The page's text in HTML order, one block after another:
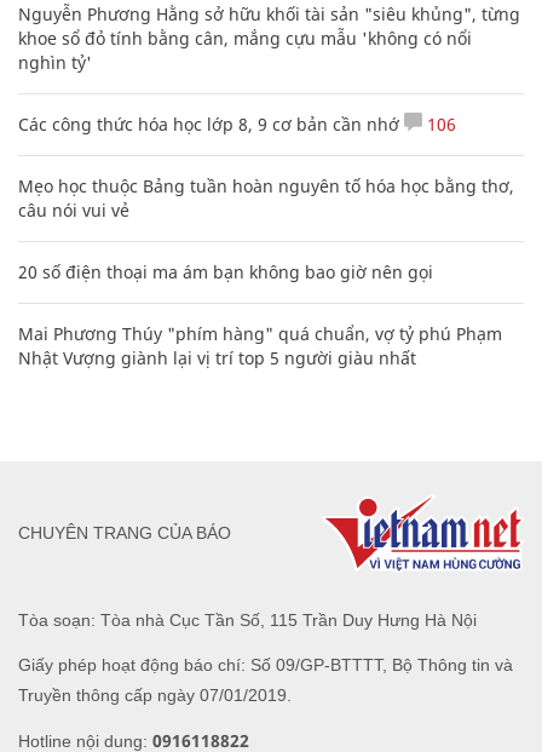
Nguyễn Phương Hằng sở hữu khối tài sản "siêu khủng", từng
khoe sổ đỏ tính bằng cân, mắng cựu mẫu 'không có nổi
nghìn tỷ'
Các công thức hóa học lớp 8, 9 cơ bản cần nhớ 106
Mẹo học thuộc Bảng tuần hoàn nguyên tố hóa học bằng thơ,
câu nói vui vẻ
20 số điện thoại ma ám bạn không bao giờ nên gọi
Mai Phương Thúy "phím hàng" quá chuẩn, vợ tỷ phú Phạm
Nhật Vượng giành lại vị trí top 5 người giàu nhất
Tòa soạn: Tòa nhà Cục Tần Số, 115 Trần Duy Hưng Hà Nội
Giấy phép hoạt động báo chí: Số 09/GP-BTTTT, Bộ Thông tin và
Truyền thông cấp ngày 07/01/2019.
Hotline nội dung: 0916118822
CHUYÊN TRANG CỦA BÁO